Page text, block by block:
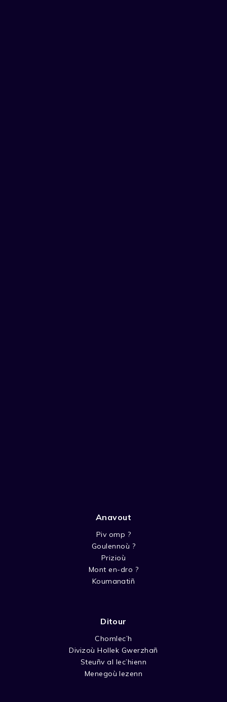
Anavout
Piv omp ?
Goulennoù ?
Prizioù
Mont en-dro ?
Koumanatiñ
Ditour
Chomlec’h
Divizoù Hollek Gwerzhañ
Steuñv al lec’hienn
Menegoù lezenn